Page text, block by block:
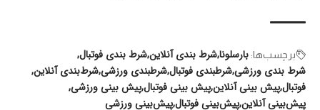
برچسب‌‌ها: بارسلوناشرط بندی آنلاینشرط بندی فوتبال
شرط بندی ورزشیشرطبندی فوتبالشرطبندی ورزشیشرط‌بندی آنلاین
فوتبالپیش بینی آنلاینپیش بینی فوتبالپیش بینی ورزشی
پیش‌بینی آنلاینپیش‌بینی فوتبالپیش‌بینی ورزشی